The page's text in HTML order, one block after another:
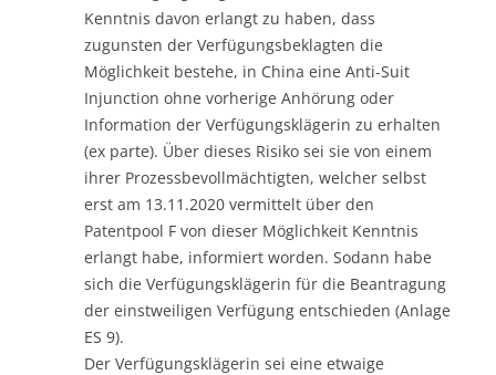
Kenntnis davon erlangt zu haben, dass
zugunsten der Verfügungsbeklagten die
Möglichkeit bestehe, in China eine Anti-Suit
Injunction ohne vorherige Anhörung oder
Information der Verfügungsklägerin zu erhalten
(ex parte). Über dieses Risiko sei sie von einem
ihrer Prozessbevollmächtigten, welcher selbst
erst am 13.11.2020 vermittelt über den
Patentpool F von dieser Möglichkeit Kenntnis
erlangt habe, informiert worden. Sodann habe
sich die Verfügungsklägerin für die Beantragung
der einstweiligen Verfügung entschieden (Anlage
ES 9).
Der Verfügungsklägerin sei eine etwaige